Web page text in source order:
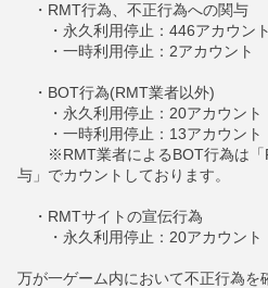
・RMT行為、不正行為への関与
・永久利用停止：446アカウント
・一時利用停止：2アカウント
・BOT行為(RMT業者以外)
・永久利用停止：20アカウント
・一時利用停止：13アカウント
※RMT業者によるBOT行為は「
与」でカウントしております。
・RMTサイトの宣伝行為
・永久利用停止：20アカウント
万が一ゲーム内において不正行為を